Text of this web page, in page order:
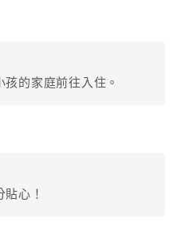
店）
限原訂飯店）
額」時，請注意！為避免飯
逾時未提出申辦，視同無條
原訂飯店，異動完成後不
的家庭前往入住。
心！